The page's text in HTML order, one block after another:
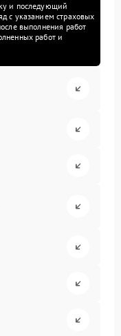
и последующий
с указанием страховых
выполнения работ
работ и